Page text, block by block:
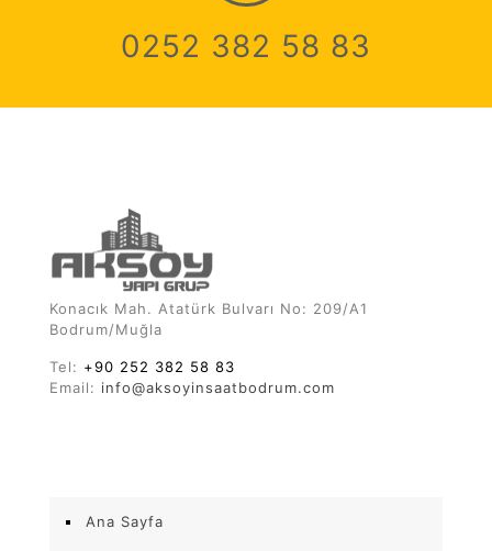
0252 382 58 83
Konacık Mah. Atatürk Bulvarı No: 209/A1
Bodrum/Muğla
Tel: +90 252 382 58 83
Email: info@aksoyinsaatbodrum.com
Ana Sayfa